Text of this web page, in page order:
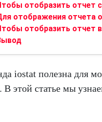
отобразить отчет
отображения отчета
отобразить отчет
iostat полезна для
В этой статье мы